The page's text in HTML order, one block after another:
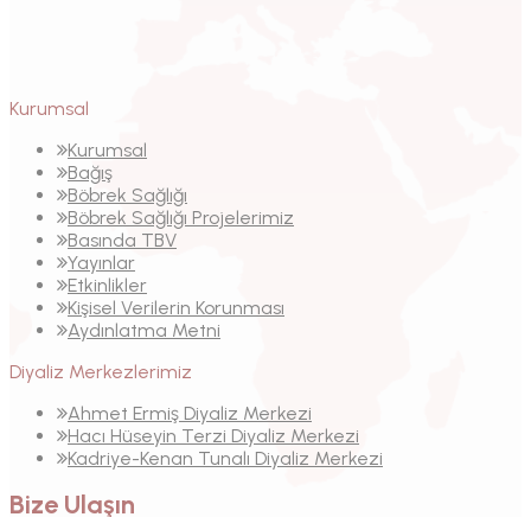
Kurumsal
Kurumsal
Bağış
Böbrek Sağlığı
Böbrek Sağlığı Projelerimiz
Basında TBV
Yayınlar
Etkinlikler
Kişisel Verilerin Korunması
Aydınlatma Metni
Diyaliz Merkezlerimiz
Ahmet Ermiş Diyaliz Merkezi
Hacı Hüseyin Terzi Diyaliz Merkezi
Kadriye-Kenan Tunalı Diyaliz Merkezi
Bize Ulaşın